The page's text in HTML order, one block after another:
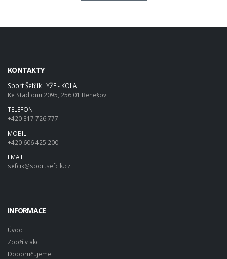
KONTAKTY
Sport Šefčík LYŽE - KOLA
Ke Stadionu 2095, 256 01 Benešov
TELEFON
+420 317 726 777
MOBIL
+420 606 425 200
EMAIL
sefcik@sportsefcik.cz
INFORMACE
Úvod
Zboží v akci
Doporučujeme